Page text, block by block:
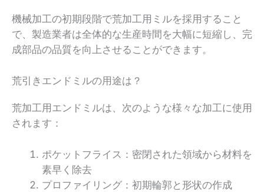
機械加工の初期段階で荒加工用ミルを採用すること
で、製造業者は全体的な生産時間を大幅に短縮し、完
成部品の品質を向上させることができます。
荒引きエンドミルの用途は？
荒加工用エンドミルは、次のような様々な加工に使用
されます：
ポケットフライス：密閉された領域から材料を
素早く除去
プロファイリング：初期輪郭と形状の作成